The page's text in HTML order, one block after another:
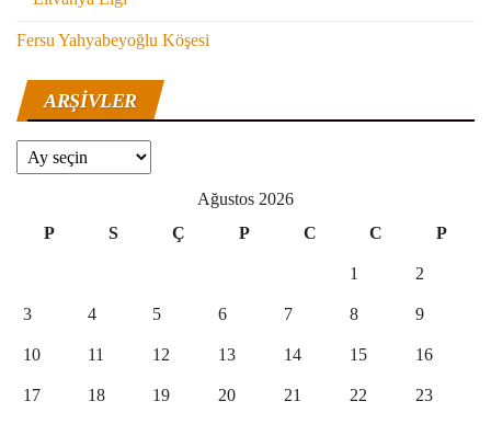
Fersu Yahyabeyoğlu Köşesi
ARŞIVLER
Arşivler
Ağustos 2026
P
S Ç P C C P
1 2
3 4 5 6 7 8 9
10 11 12 13 14 15 16
17 18 19 20 21 22 23